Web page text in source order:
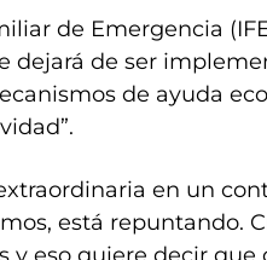
de Emergencia
dejará de ser
de ayuda
en un
está repuntando.